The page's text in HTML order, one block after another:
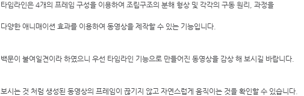
타임라인은 4개의 프레임 구성을 이용하여 조립구조의 분해 형상 및 각각의 구동 원리, 과정을
다양한 애니매이션 효과를 이용하여 동영상을 제작할 수 있는 기능입니다.
백문이 불여일견이라 하였으니 우선 타임라인 기능으로 만들어진 동영상을 감상 해 보시길 바랍니다.
보시는 것 처럼 생성된 동영상의 프레임이 끊기지 않고 자연스럽게 움직이는 것을 확인할 수 있습니다.